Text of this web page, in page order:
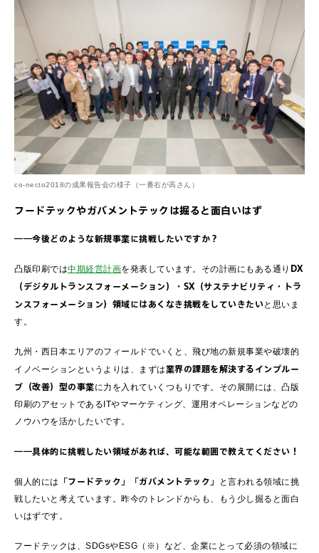
co-necto2018の成果報告会の様子（一番右が高さん）
フードテックやガバメントテックは掘ると面白いはず
――今後どのような新規事業に挑戦したいですか？
凸版印刷では中期経営計画を発表しています。その計画にもある通り DX
（デジタルトランスフォーメーション）・SX（サステナビリティ・トラ
ンスフォーメーション）領域にはあくなき挑戦をしていきたい と思いま
す。
九州・西日本エリアのフィールドでいくと、飛び地の新規事業や破壊的
イノベーションというよりは、まずは業界の課題を解決するインプルー
ブ（改善）型の事業に力を入れていくつもりです。その展開には、凸版
印刷のアセットであるITやマーケティング、運用オペレーションなどの
ノウハウを活かしたいです。
――具体的に挑戦したい領域があれば、可能な範囲で教えてください！
個人的には 「フードテック」「ガバメントテック」
と言われる領域に挑
戦したいと考えています。昨今のトレンドからも、もう少し掘ると面白
いはずです。
フードテックは、SDGsやESG（※）など、企業にとって必須の領域に